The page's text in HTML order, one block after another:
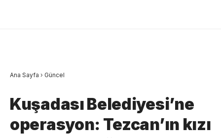
Ana Sayfa › Güncel
Kuşadası Belediyesi’ne
operasyon: Tezcan’ın kızı